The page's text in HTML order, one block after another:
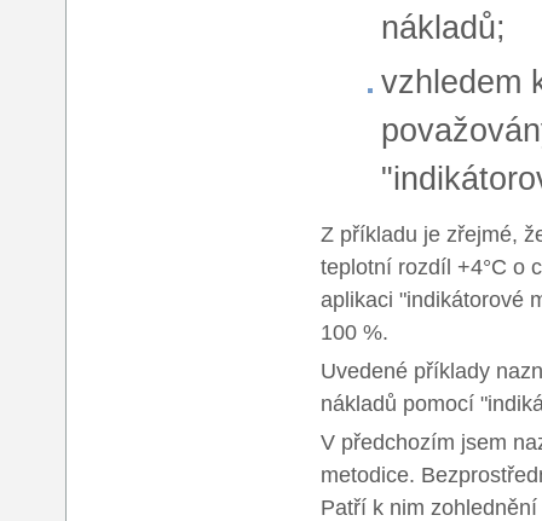
nákladů;
vzhledem
Z příkladu je zřejmé,
teplotní rozdíl +4°C o
aplikaci "indikátorové
100 %.
Uvedené příklady
nákladů pomocí
V předchozím jsem
metodice.
Patří k nim